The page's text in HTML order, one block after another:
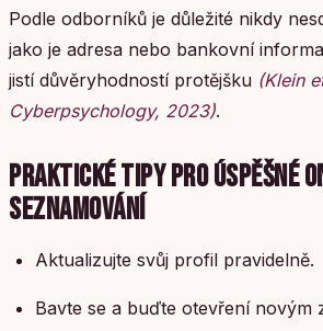
Podle odborníků je důležité nikdy
jako je adresa nebo bankovní
jistí důvěryhodností protějšku (Klein
Cyberpsychology, 2023).
PRAKTICKÉ TIPY PRO ÚSPĚŠNÉ
SEZNAMOVÁNÍ
Aktualizujte svůj profil pravidelně.
Bavte se a buďte otevření novým